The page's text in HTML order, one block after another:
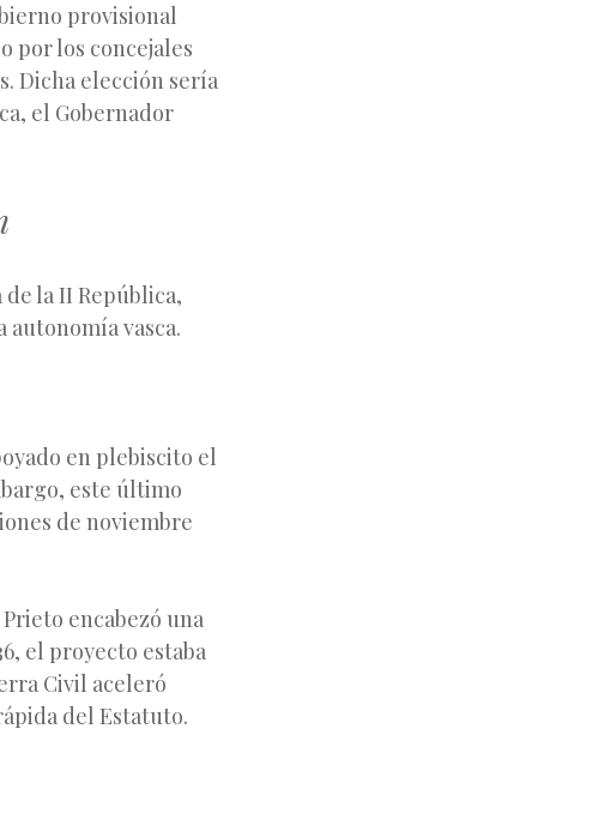
provisional
por los concejales
Dicha elección sería
el Gobernador
la II República,
vasca.
en plebiscito el
este último
de noviembre
encabezó una
el proyecto estaba
Civil aceleró
del Estatuto.